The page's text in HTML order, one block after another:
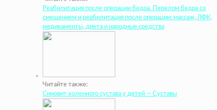
Реабилитация после операции бедра. Перелом бедра со
смещением и реабилитация после операции: массаж, ЛФК,
медикаменты, диета и народные средства
Читайте также:
Синовит коленного сустава у детей — Суставы